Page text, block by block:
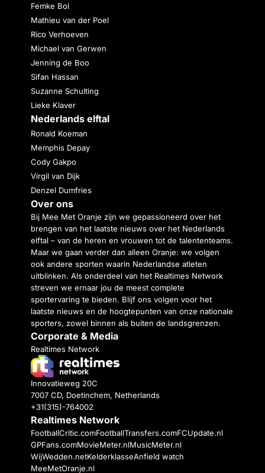
Femke Bol
Mathieu van der Poel
Rico Verhoeven
Michael van Gerwen
Jenning de Boo
Sifan Hassan
Suzanne Schulting
Lieke Klaver
Nederlands elftal
Ronald Koeman
Memphis Depay
Cody Gakpo
Virgil van Dijk
Denzel Dumfries
Over ons
Bij Mee Met Oranje zijn we gepassioneerd over het
brengen van het laatste nieuws over het Nederlands
elftal – van de heren en vrouwen tot de talententeams.
Maar we gaan verder dan alleen Oranje: we volgen
ook andere sporten waarin Nederlandse atleten
uitblinken. Als onderdeel van het Realtimes Network
streven we ernaar jou de meest complete
sportervaring te bieden. Blijf ons volgen voor het
laatste nieuws en de hoogtepunten van onze nationale
sporters, zowel binnen als buiten de landsgrenzen.
Corporate & Media
Realtimes Network
Innovatieweg 20C
7007 CD, Doetinchem, Netherlands
+31(315)-764002
Realtimes Network
FootballCritic.comFootballTransfers.comFCUpdate.nl
GPFans.comMovieMeter.nlMusicMeter.nl
WijWedden.netKelderklasseAnfield watch
MeeMetOranje.nl